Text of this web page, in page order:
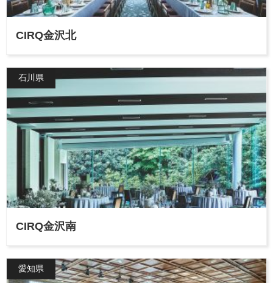
CIRQ金沢北
石川県
CIRQ金沢南
愛知県